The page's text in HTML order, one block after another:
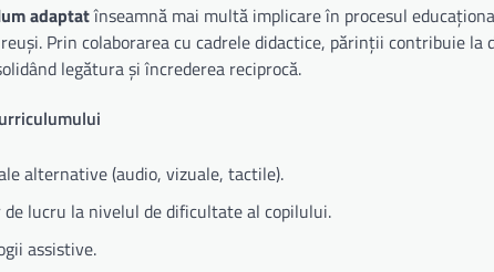
adaptatînseamnă mai multă implicare în procesul
Prin colaborarea cu cadrele didactice, părinții contribuie
legătura și încrederea reciprocă.
alternative (audio, vizuale, tactile).
lucru la nivelul de dificultate al copilului.
assistive.